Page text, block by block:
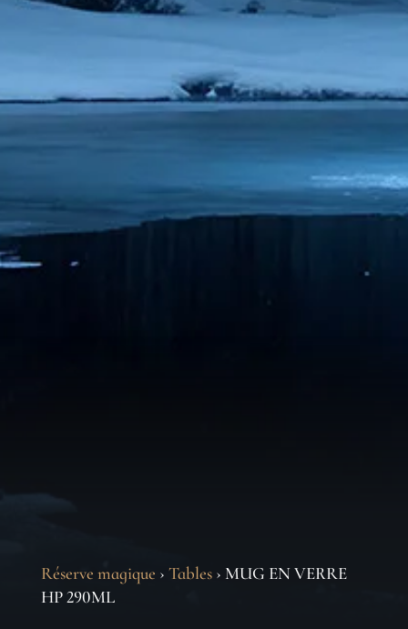
Réserve magique › Tables› MUG EN VERRE
HP 290ML